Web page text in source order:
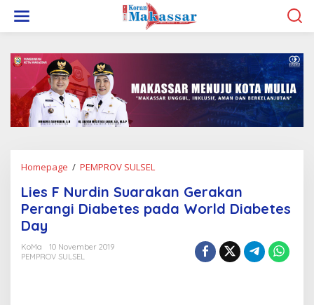
w
Homepage / PEMPROV SULSEL
e
s
F
Lies F Nurdin Suarakan Gerakan
Perangi Diabetes pada World Diabetes
Day
KoMa
10 November 2019
PEMPROV SULSEL